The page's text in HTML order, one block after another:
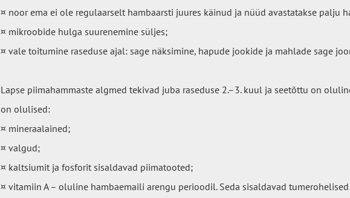
¤ noor ema ei ole regulaarselt hambaarsti juures käinud ja nüüd avastatakse palju
¤ mikroobide hulga suurenemine süljes;
¤ vale toitumine raseduse ajal: sage näksimine, hapude jookide ja mahlade sage
Lapse piimahammaste algmed tekivad juba raseduse 2.–3. kuul ja seetõttu on
on olulised:
¤ mineraalained;
¤ valgud;
¤ kaltsiumit ja fosforit sisaldavad piimatooted;
¤ vitamiin A – oluline hambaemaili arengu perioodil. Seda sisaldavad